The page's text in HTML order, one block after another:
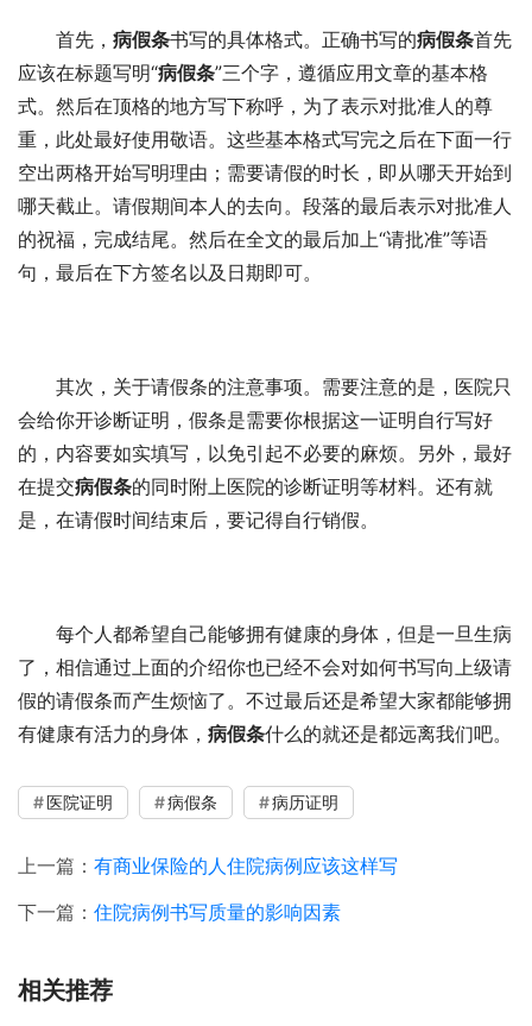
首先， 病假条书写的具体格式。正确书写的病假条首先
应该在标题写明“病假条”三个字，遵循应用文章的基本格
式。然后在顶格的地方写下称呼，为了表示对批准人的尊
重，此处最好使用敬语。这些基本格式写完之后在下面一行
空出两格开始写明理由；需要请假的时长，即从哪天开始到
哪天截止。请假期间本人的去向。段落的最后表示对批准人
的祝福，完成结尾。然后在全文的最后加上“请批准”等语
句，最后在下方签名以及日期即可。
其次，关于请假条的注意事项。需要注意的是，医院只
会给你开诊断证明，假条是需要你根据这一证明自行写好
的，内容要如实填写，以免引起不必要的麻烦。另外，最好
在提交病假条的同时附上医院的诊断证明等材料。还有就
是，在请假时间结束后，要记得自行销假。
每个人都希望自己能够拥有健康的身体，但是一旦生病
了，相信通过上面的介绍你也已经不会对如何书写向上级请
假的请假条而产生烦恼了。不过最后还是希望大家都能够拥
有健康有活力的身体， 病假条什么的就还是都远离我们吧。
医院证明 病假条 病历证明
上一篇： 有商业保险的人住院病例应该这样写
下一篇： 住院病例书写质量的影响因素
相关推荐